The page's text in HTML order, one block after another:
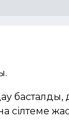
басталды,
сілтеме